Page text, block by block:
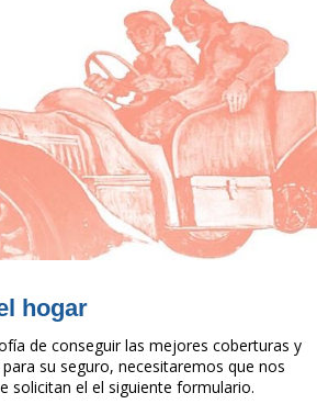
hogar
de conseguir las mejores coberturas y
su seguro, necesitaremos que nos
solicitan el el siguiente formulario.